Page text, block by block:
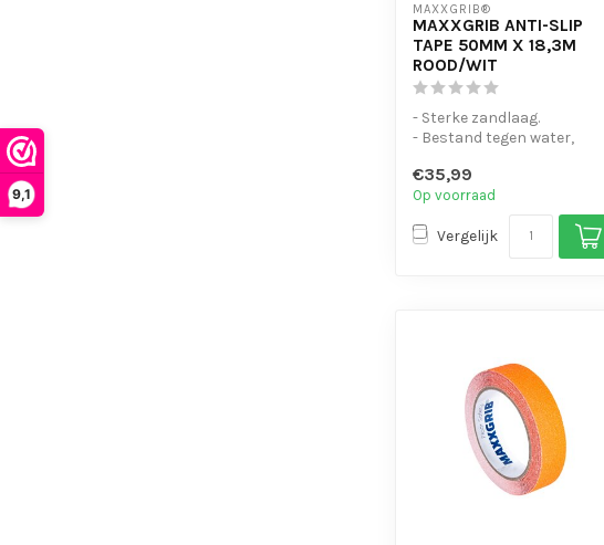
9,1
MAXXGRIB®
MAXXGRIB ANTI-SLIP
TAPE 50MM X 18,3M
ROOD/WIT
- Sterke zandlaag.
- Bestand tegen water,
- Is eenvo...
€35,99
Op voorraad
Vergelijk